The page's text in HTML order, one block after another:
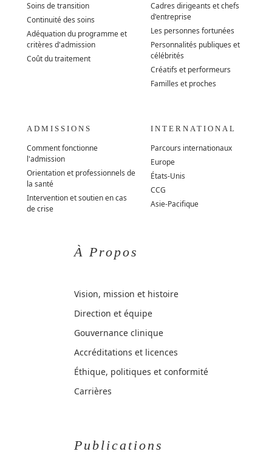
Soins de transition
Continuité des soins
Adéquation du programme et
critères d'admission
Coût du traitement
Cadres dirigeants et chefs
d'entreprise
Les personnes fortunées
Personnalités publiques et
célébrités
Créatifs et performeurs
Familles et proches
ADMISSIONS
Comment fonctionne
l'admission
Orientation et professionnels de
la santé
Intervention et soutien en cas
de crise
INTERNATIONAL
Parcours internationaux
Europe
États-Unis
CCG
Asie-Pacifique
À Propos
Vision, mission et histoire
Direction et équipe
Gouvernance clinique
Accréditations et licences
Éthique, politiques et conformité
Carrières
Publications